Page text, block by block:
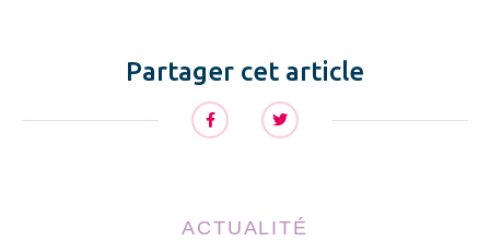
Partager cet article
ACTUALITÉ